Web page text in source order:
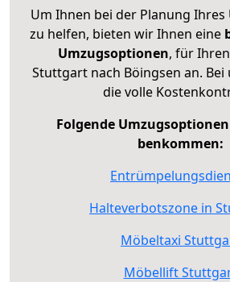
Um Ihnen bei der Planung
zu helfen, bieten wir Ihnen eine
Umzugsoptionen, für
Stuttgart nach Böingsen an. Bei
die volle
Folgende
benkommen:
Halteverbotszone in
Möbeltaxi
Möbellift